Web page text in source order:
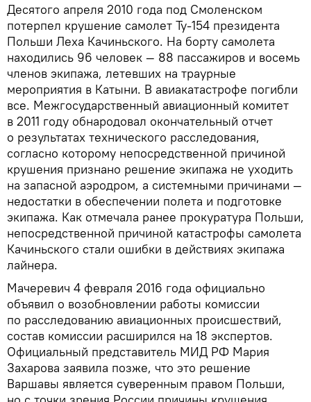
Десятого апреля 2010 года под Смоленском
потерпел крушение самолет Ту-154 президента
Польши Леха Качиньского. На борту самолета
находились 96 человек — 88 пассажиров и восемь
членов экипажа, летевших на траурные
мероприятия в Катыни. В авиакатастрофе погибли
все. Межгосударственный авиационный комитет
в 2011 году обнародовал окончательный отчет
о результатах технического расследования,
согласно которому непосредственной причиной
крушения признано решение экипажа не уходить
на запасной аэродром, а системными причинами —
недостатки в обеспечении полета и подготовке
экипажа. Как отмечала ранее прокуратура Польши,
непосредственной причиной катастрофы самолета
Качиньского стали ошибки в действиях экипажа
лайнера.
Мачеревич 4 февраля 2016 года официально
объявил о возобновлении работы комиссии
по расследованию авиационных происшествий,
состав комиссии расширился на 18 экспертов.
Официальный представитель МИД РФ Мария
Захарова заявила позже, что это решение
Варшавы является суверенным правом Польши,